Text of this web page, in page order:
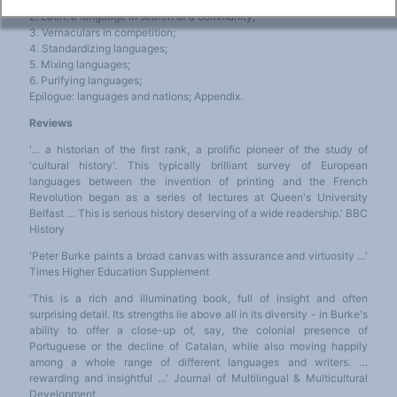
2. Latin: a language in search of a community;
3. Vernaculars in competition;
4. Standardizing languages;
5. Mixing languages;
6. Purifying languages;
Epilogue: languages and nations; Appendix.
Reviews
'… a historian of the first rank, a prolific pioneer of the study of
'cultural history'. This typically brilliant survey of European
languages between the invention of printing and the French
Revolution began as a series of lectures at Queen's University
Belfast … This is serious history deserving of a wide readership.' BBC
History
'Peter Burke paints a broad canvas with assurance and virtuosity …'
Times Higher Education Supplement
'This is a rich and illuminating book, full of insight and often
surprising detail. Its strengths lie above all in its diversity - in Burke's
ability to offer a close-up of, say, the colonial presence of
Portuguese or the decline of Catalan, while also moving happily
among a whole range of different languages and writers. …
rewarding and insightful …' Journal of Multilingual & Multicultural
Development